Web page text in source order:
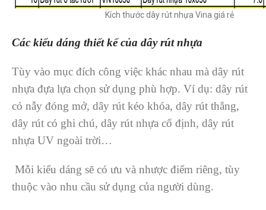
Kích thước dây rút nhựa Vina giá rẻ
Các kiểu dáng thiết kế của dây rút nhựa
Tùy vào mục đích công việc khác nhau mà dây rút
nhựa đựa lựa chọn sử dụng phù hợp. Ví dụ: dây rút
có nẫy đóng mở, dây rút kéo khóa, dây rút thẳng,
dây rút có ghi chú, dây rút nhựa cố định, dây rút
nhựa UV ngoài trời…
Mỗi kiểu dáng sẽ có ưu và nhược điểm riêng, tùy
thuộc vào nhu cầu sử dụng của người dùng.